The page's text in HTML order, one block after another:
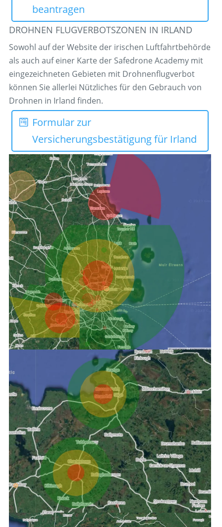
beantragen
DROHNEN FLUGVERBOTSZONEN IN IRLAND
Sowohl auf der Website der irischen Luftfahrtbehörde
als auch auf einer Karte der Safedrone Academy mit
eingezeichneten Gebieten mit Drohnenflugverbot
können Sie allerlei Nützliches für den Gebrauch von
Drohnen in Irland finden.
Formular zur
Versicherungsbestätigung für Irland